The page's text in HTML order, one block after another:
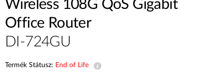
Wireless 108G QoS Gigabit
Office Router
DI-724GU
Termék Státusz: End of Life